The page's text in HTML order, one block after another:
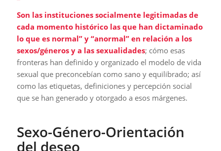
Son las instituciones socialmente legitimadas de
cada momento histórico las que han dictaminado
lo que es normal” y “anormal” en relación a los
sexos/géneros y a las sexualidades; cómo esas
fronteras han definido y organizado el modelo de vida
sexual que preconcebían como sano y equilibrado; así
como las etiquetas, definiciones y percepción social
que se han generado y otorgado a esos márgenes.
Sexo-Género-Orientación
del deseo